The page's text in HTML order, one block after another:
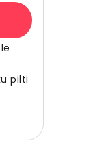
pilti